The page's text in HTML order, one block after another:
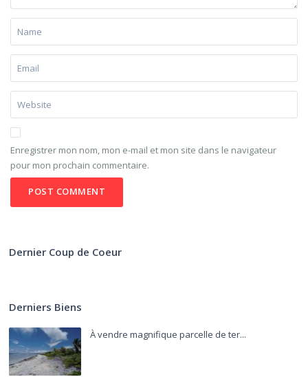
Enregistrer mon nom, mon e-mail et mon site dans le navigateur
pour mon prochain commentaire.
Dernier Coup de Coeur
Derniers Biens
À vendre magnifique parcelle de ter...